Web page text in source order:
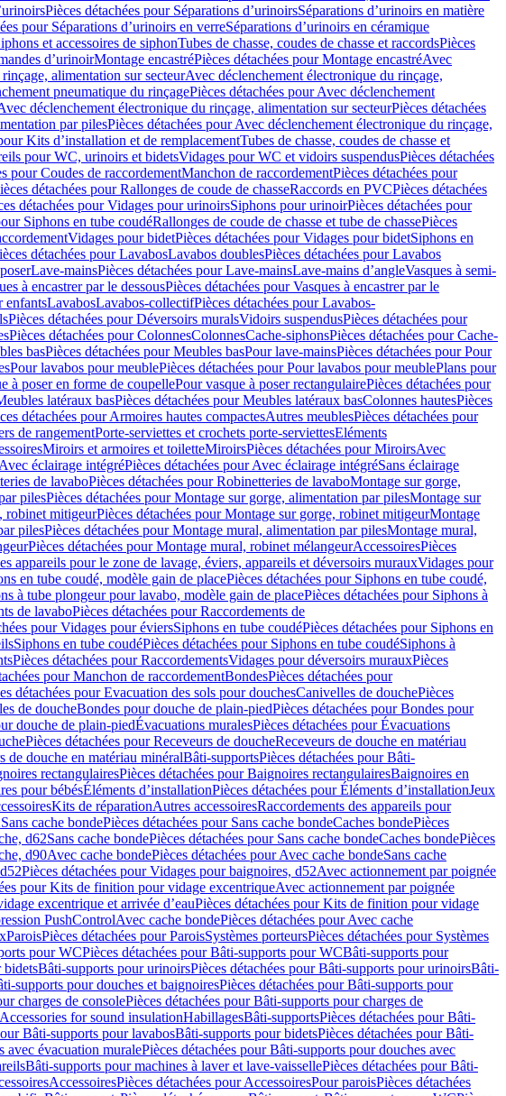
Pièces détachées pour Séparations d’urinoirsSéparations d’urinoirs en matière
pour Séparations d’urinoirs en verreSéparations d’urinoirs en céramique
et accessoires de siphonTubes de chasse, coudes de chasse et raccordsPièces
dʼurinoirMontage encastréPièces détachées pour Montage encastréAvec
alimentation sur secteurAvec déclenchement électronique du rinçage,
pneumatique du rinçagePièces détachées pour Avec déclenchement
déclenchement électronique du rinçage, alimentation sur secteurPièces détachées
par pilesPièces détachées pour Avec déclenchement électronique du rinçage,
Kits d’installation et de remplacementTubes de chasse, coudes de chasse et
pour WC, urinoirs et bidetsVidages pour WC et vidoirs suspendusPièces détachées
pour Coudes de raccordementManchon de raccordementPièces détachées pour
détachées pour Rallonges de coude de chasseRaccords en PVCPièces détachées
détachées pour Vidages pour urinoirsSiphons pour urinoirPièces détachées pour
Siphons en tube coudéRallonges de coude de chasse et tube de chassePièces
Vidages pour bidetPièces détachées pour Vidages pour bidetSiphons en
détachées pour LavabosLavabos doublesPièces détachées pour Lavabos
Lave-mainsPièces détachées pour Lave-mainsLave-mains d’angleVasques à semi-
à encastrer par le dessousPièces détachées pour Vasques à encastrer par le
enfantsLavabosLavabos-collectifPièces détachées pour Lavabos-
Pièces détachées pour Déversoirs muralsVidoirs suspendusPièces détachées pour
Pièces détachées pour ColonnesColonnesCache-siphonsPièces détachées pour Cache-
basPièces détachées pour Meubles basPour lave-mainsPièces détachées pour Pour
Pour lavabos pour meublePièces détachées pour Pour lavabos pour meublePlans pour
à poser en forme de coupellePour vasque à poser rectangulairePièces détachées pour
latéraux basPièces détachées pour Meubles latéraux basColonnes hautesPièces
détachées pour Armoires hautes compactesAutres meublesPièces détachées pour
de rangementPorte-serviettes et crochets porte-serviettesEléments
Miroirs et armoires et toiletteMiroirsPièces détachées pour MiroirsAvec
Avec éclairage intégréPièces détachées pour Avec éclairage intégréSans éclairage
de lavaboPièces détachées pour Robinetteries de lavaboMontage sur gorge,
pilesPièces détachées pour Montage sur gorge, alimentation par pilesMontage sur
robinet mitigeurPièces détachées pour Montage sur gorge, robinet mitigeurMontage
pilesPièces détachées pour Montage mural, alimentation par pilesMontage mural,
Pièces détachées pour Montage mural, robinet mélangeurAccessoiresPièces
appareils pour le zone de lavage, éviers, appareils et déversoirs murauxVidages pour
en tube coudé, modèle gain de placePièces détachées pour Siphons en tube coudé,
à tube plongeur pour lavabo, modèle gain de placePièces détachées pour Siphons à
de lavaboPièces détachées pour Raccordements de
pour Vidages pour éviersSiphons en tube coudéPièces détachées pour Siphons en
Siphons en tube coudéPièces détachées pour Siphons en tube coudéSiphons à
Pièces détachées pour RaccordementsVidages pour déversoirs murauxPièces
pour Manchon de raccordementBondesPièces détachées pour
détachées pour Evacuation des sols pour douchesCanivelles de douchePièces
de doucheBondes pour douche de plain-piedPièces détachées pour Bondes pour
douche de plain-piedÉvacuations muralesPièces détachées pour Évacuations
Pièces détachées pour Receveurs de doucheReceveurs de douche en matériau
de douche en matériau minéralBâti-supportsPièces détachées pour Bâti-
rectangulairesPièces détachées pour Baignoires rectangulairesBaignoires en
pour bébésÉléments d’installationPièces détachées pour Éléments d’installationJeux
Kits de réparationAutres accessoiresRaccordements des appareils pour
Sans cache bondePièces détachées pour Sans cache bondeCaches bondePièces
d62Sans cache bondePièces détachées pour Sans cache bondeCaches bondePièces
d90Avec cache bondePièces détachées pour Avec cache bondeSans cache
Pièces détachées pour Vidages pour baignoires, d52Avec actionnement par poignée
pour Kits de finition pour vidage excentriqueAvec actionnement par poignée
excentrique et arrivée d’eauPièces détachées pour Kits de finition pour vidage
PushControlAvec cache bondePièces détachées pour Avec cache
ParoisPièces détachées pour ParoisSystèmes porteursPièces détachées pour Systèmes
pour WCPièces détachées pour Bâti-supports pour WCBâti-supports pour
bidetsBâti-supports pour urinoirsPièces détachées pour Bâti-supports pour urinoirsBâti-
supports pour douches et baignoiresPièces détachées pour Bâti-supports pour
charges de consolePièces détachées pour Bâti-supports pour charges de
Accessories for sound insulationHabillagesBâti-supportsPièces détachées pour Bâti-
Bâti-supports pour lavabosBâti-supports pour bidetsPièces détachées pour Bâti-
avec évacuation muralePièces détachées pour Bâti-supports pour douches avec
Bâti-supports pour machines à laver et lave-vaissellePièces détachées pour Bâti-
AccessoiresPièces détachées pour AccessoiresPour paroisPièces détachées